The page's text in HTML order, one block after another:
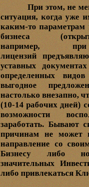
При этом, не менее
ситуация, когда уже
каким-то параметрам
бизнеса
например,
лицензий
уставных
определенных
выгодное
настолько внезапно,
(10-14 рабочих дней)
возможности
заработать. Бывают
причинам не может
направление со
Бизнесу либо
значительных
либо привлекаться